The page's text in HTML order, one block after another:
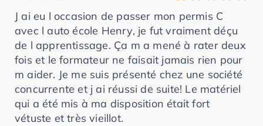
J ai eu l occasion de passer mon permis C
avec l auto école Henry, je fut vraiment déçu
de l apprentissage. Ça m a mené à rater deux
fois et le formateur ne faisait jamais rien pour
m aider. Je me suis présenté chez une société
concurrente et j ai réussi de suite! Le matériel
qui a été mis à ma disposition était fort
vétuste et très vieillot.